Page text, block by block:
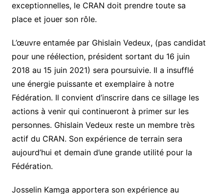
exceptionnelles, le CRAN doit prendre toute sa
place et jouer son rôle.
L’œuvre entamée par Ghislain Vedeux, (pas candidat
pour une réélection, président sortant du 16 juin
2018 au 15 juin 2021) sera poursuivie. Il a insufflé
une énergie puissante et exemplaire à notre
Fédération. Il convient d’inscrire dans ce sillage les
actions à venir qui continueront à primer sur les
personnes. Ghislain Vedeux reste un membre très
actif du CRAN. Son expérience de terrain sera
aujourd’hui et demain d’une grande utilité pour la
Fédération.
Josselin Kamga apportera son expérience au